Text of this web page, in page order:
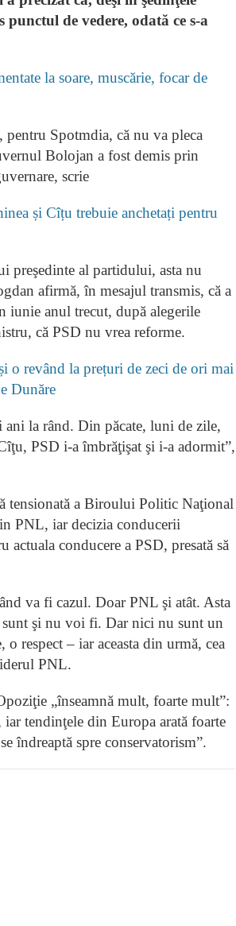
de vedere, odată ce s-a
la soare, muscărie, focar de
Spotmdia, că nu va pleca
Bolojan a fost demis prin
scrie
și Cîțu trebuie anchetați pentru
preşedinte al partidului, asta nu
afirmă, în mesajul transmis, că a
iunie anul trecut, după alegerile
că PSD nu vrea reforme.
o revând la prețuri de zeci de ori mai
Dunăre
la rând. Din păcate, luni de zile,
PSD i-a îmbrăţişat şi i-a adormit”,
tensionată a Biroului Politic Naţional
PNL, iar decizia conducerii
conducere a PSD, presată să
va fi cazul. Doar PNL şi atât. Asta
sunt şi nu voi fi. Dar nici nu sunt un
respect – iar aceasta din urmă, cea
PNL.
„înseamnă mult, foarte mult”:
iar tendinţele din Europa arată foarte
îndreaptă spre conservatorism”.